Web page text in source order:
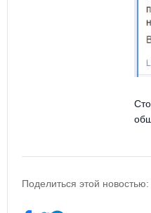
Поделиться этой новостью: